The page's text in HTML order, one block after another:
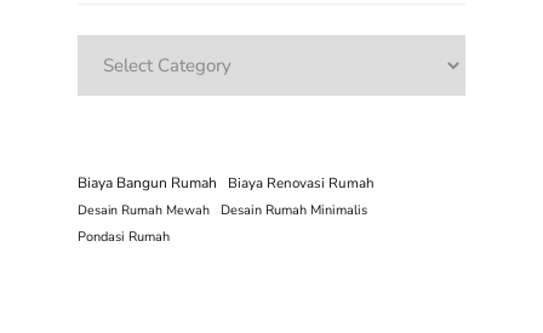
Biaya Bangun Rumah Biaya Renovasi Rumah
Desain Rumah Mewah
Desain Rumah Minimalis
Pondasi Rumah